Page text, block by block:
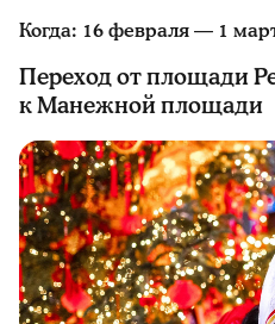
Когда: 16 февраля — 1
Переход от площади
к Манежной площади